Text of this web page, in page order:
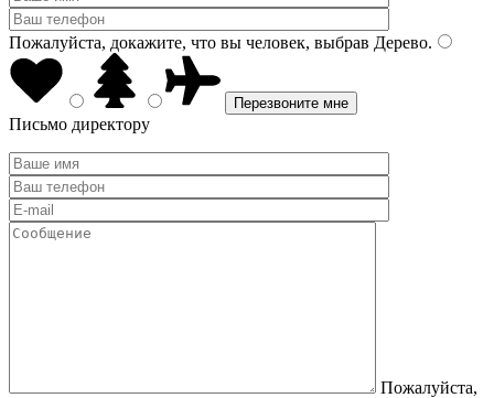
Пожалуйста, докажите, что вы человек, выбрав Дерево.
Письмо директору
Пожалуйста,